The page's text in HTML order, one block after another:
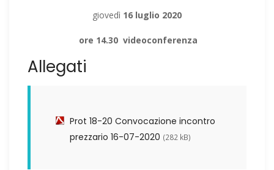
giovedì 16 luglio 2020
ore 14.30 videoconferenza
Allegati
Prot 18-20 Convocazione incontro
prezzario 16-07-2020 (282 kB)